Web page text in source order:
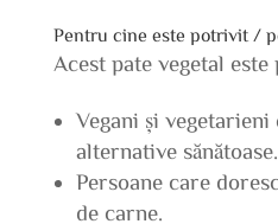
Pentru cine este potrivit /
Acest pate vegetal
Vegani și vegetarieni
alternative sănătoase.
Persoane care
de carne.